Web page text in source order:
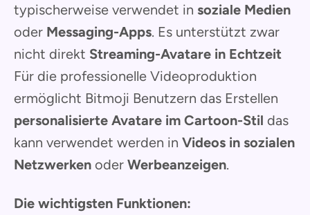
typischerweise verwendet in soziale Medien
oder Messaging-Apps. Es unterstützt zwar
nicht direkt Streaming-Avatare in Echtzeit
Für die professionelle Videoproduktion
ermöglicht Bitmoji Benutzern das Erstellen
personalisierte Avatare im Cartoon-Stil das
kann verwendet werden in Videos in sozialen
Netzwerken oder Werbeanzeigen.
Die wichtigsten Funktionen: